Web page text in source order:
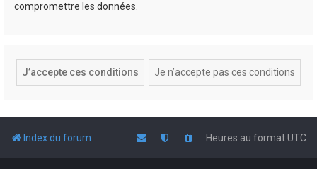
compromettre les données.
Index du forum Heures au formatUTC